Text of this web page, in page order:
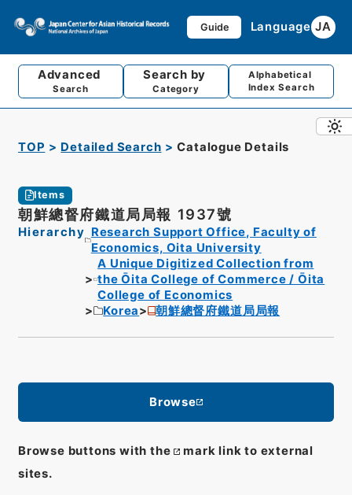
Guide Language JA
Advanced
Search
Search by
Category
Alphabetical
Index Search
TOP Detailed Search Catalogue Details
Items
朝鮮總督府鐵道局局報 1937號
Hierarchy Research Support Office, Faculty of
Economics, Oita University
A Unique Digitized Collection from
the Ōita College of Commerce / Ōita
College of Economics
Korea
朝鮮總督府鐵道局局報
Browse
Browse buttons with the
mark link to external
sites.